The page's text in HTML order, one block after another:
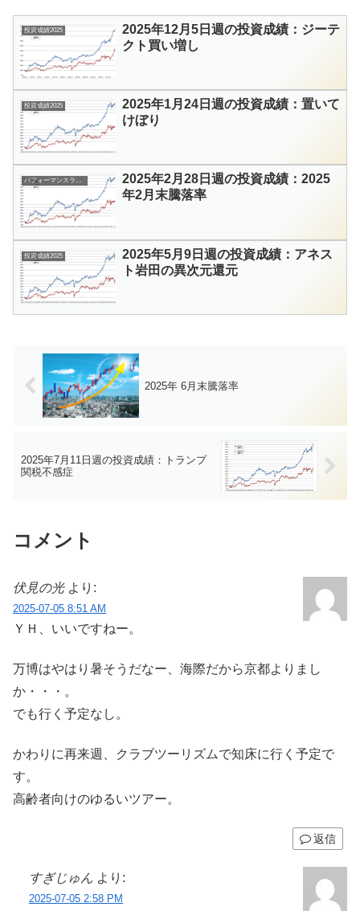
投資成績2025
2025年12月5日週の投資成績：ジーテ
クト買い増し
投資成績2025
2025年1月24日週の投資成績：置いて
けぼり
パフォーマンスランキング
2025年2月28日週の投資成績：2025
年2月末騰落率
投資成績2025
2025年5月9日週の投資成績：アネス
ト岩田の異次元還元
2025年 6月末騰落率
2025年7月11日週の投資成績：トランプ
関税不感症
コメント
伏見の光 より:
2025-07-05 8:51 AM
ＹＨ、いいですねー。
万博はやはり暑そうだなー、海際だから京都よりまし
か・・・。
でも行く予定なし。
かわりに再来週、クラブツーリズムで知床に行く予定で
す。
高齢者向けのゆるいツアー。
返信
すぎじゅん より:
2025-07-05 2:58 PM